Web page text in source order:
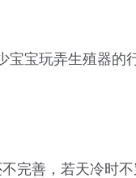
宝宝玩弄生殖器
完善，若天冷时